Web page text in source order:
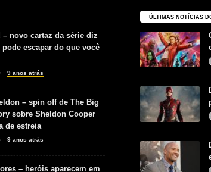
– novo cartaz da série diz
pode escapar do que você
9 anos atrás
– spin off de The Big
sobre Sheldon Cooper
de estreia
9 anos atrás
– heróis aparecem em
ÚLTIMAS NOTÍCIAS